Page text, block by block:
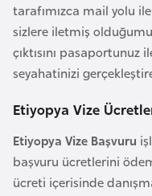
tarafımızca mail yolu
sizlere iletmiş
çıktısını
seyahatinizi
Etiyopya Vize
Etiyopya Vize Başvuru
başvuru ücretlerini
ücreti içerisinde
Ç
a
d
Ç
e
k
C
u